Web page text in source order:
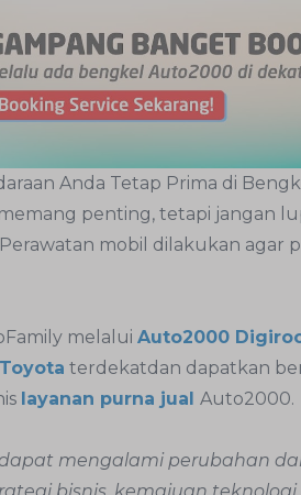
Anda Tetap Prima di
penting, tetapi jangan
mobil dilakukan agar
melalui Auto2000
terdekatdan dapatkan
layanan purna jual Auto2000.
mengalami perubahan